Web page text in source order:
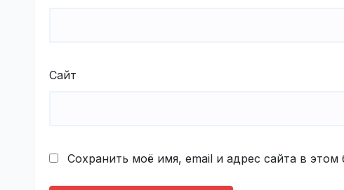
Сайт
Сохранить моё имя, email и адрес сайта в